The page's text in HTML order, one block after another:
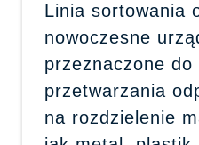
Linia sortowania
nowoczesne
przeznaczone
przetwarzania
na rozdzielenie